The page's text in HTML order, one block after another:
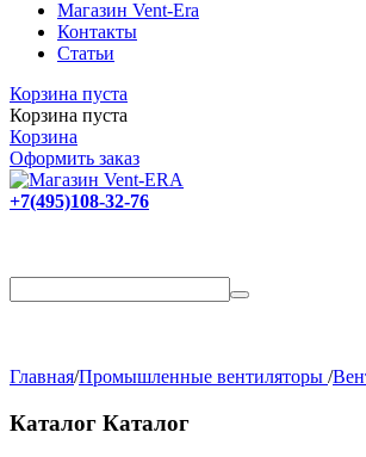
Магазин Vent-Era
Контакты
Статьи
Корзина пуста
Корзина пуста
Корзина
Оформить заказ
+7(495)108-32-76
Главная/Промышленные вентиляторы /
Каталог Каталог